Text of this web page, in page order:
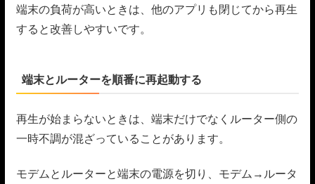
端末の負荷が高いときは、他のアプリも閉じてから再生
すると改善しやすいです。
端末とルーターを順番に再起動する
再生が始まらないときは、端末だけでなくルーター側の
一時不調が混ざっていることがあります。
モデムとルーターと端末の電源を切り、モデム→ルータ